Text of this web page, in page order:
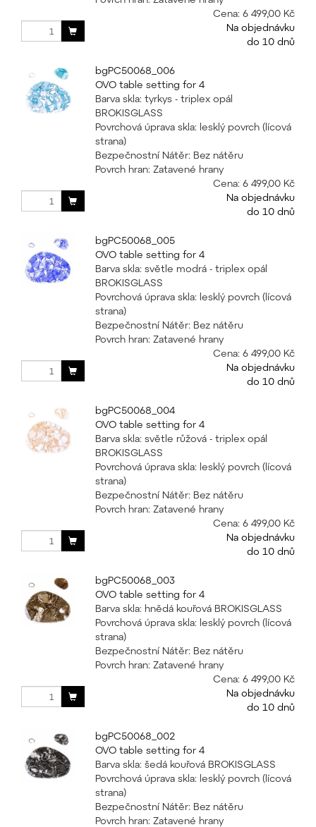
Cena: 6 499,00 Kč
Na objednávku
do 10 dnů
bgPC50068_006
OVO table setting for 4
Barva skla: tyrkys - triplex opál
BROKISGLASS
Povrchová úprava skla: lesklý povrch (lícová
strana)
Bezpečnostní Nátěr: Bez nátěru
Povrch hran: Zatavené hrany
Cena: 6 499,00 Kč
Na objednávku
do 10 dnů
bgPC50068_005
OVO table setting for 4
Barva skla: světle modrá - triplex opál
BROKISGLASS
Povrchová úprava skla: lesklý povrch (lícová
strana)
Bezpečnostní Nátěr: Bez nátěru
Povrch hran: Zatavené hrany
Cena: 6 499,00 Kč
Na objednávku
do 10 dnů
bgPC50068_004
OVO table setting for 4
Barva skla: světle růžová - triplex opál
BROKISGLASS
Povrchová úprava skla: lesklý povrch (lícová
strana)
Bezpečnostní Nátěr: Bez nátěru
Povrch hran: Zatavené hrany
Cena: 6 499,00 Kč
Na objednávku
do 10 dnů
bgPC50068_003
OVO table setting for 4
Barva skla: hnědá kouřová BROKISGLASS
Povrchová úprava skla: lesklý povrch (lícová
strana)
Bezpečnostní Nátěr: Bez nátěru
Povrch hran: Zatavené hrany
Cena: 6 499,00 Kč
Na objednávku
do 10 dnů
bgPC50068_002
OVO table setting for 4
Barva skla: šedá kouřová BROKISGLASS
Povrchová úprava skla: lesklý povrch (lícová
strana)
Bezpečnostní Nátěr: Bez nátěru
Povrch hran: Zatavené hrany